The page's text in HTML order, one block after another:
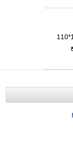
قطعة ارض للبيع فى البطين المحاربة مساحتها 180*110